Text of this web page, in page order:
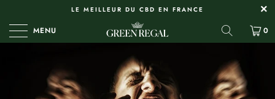
LE MEILLEUR DU CBD EN FRANCE
MENU 0